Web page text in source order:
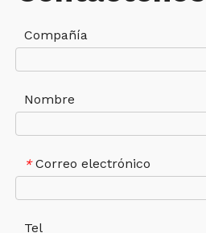
Compañía
Nombre
* Correo electrónico
Tel